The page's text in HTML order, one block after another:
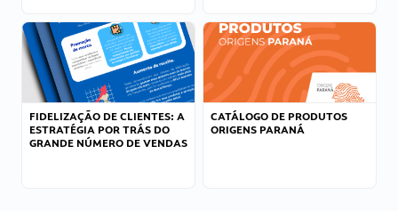
FIDELIZAÇÃO DE CLIENTES: A
ESTRATÉGIA POR TRÁS DO
GRANDE NÚMERO DE VENDAS
CATÁLOGO DE PRODUTOS
ORIGENS PARANÁ